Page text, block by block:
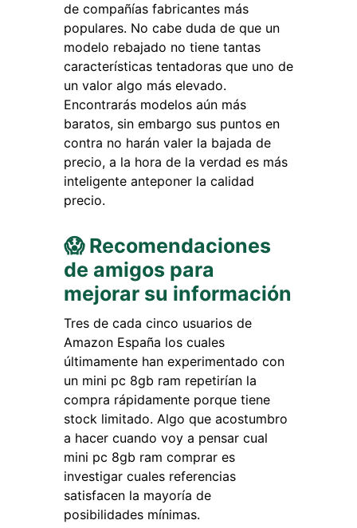
de compañías fabricantes más
populares. No cabe duda de que un
modelo rebajado no tiene tantas
características tentadoras que uno de
un valor algo más elevado.
Encontrarás modelos aún más
baratos, sin embargo sus puntos en
contra no harán valer la bajada de
precio, a la hora de la verdad es más
inteligente anteponer la calidad
precio.
😱 Recomendaciones
de amigos para
mejorar su información
Tres de cada cinco usuarios de
Amazon España los cuales
últimamente han experimentado con
un mini pc 8gb ram repetirían la
compra rápidamente porque tiene
stock limitado. Algo que acostumbro
a hacer cuando voy a pensar cual
mini pc 8gb ram comprar es
investigar cuales referencias
satisfacen la mayoría de
posibilidades mínimas.